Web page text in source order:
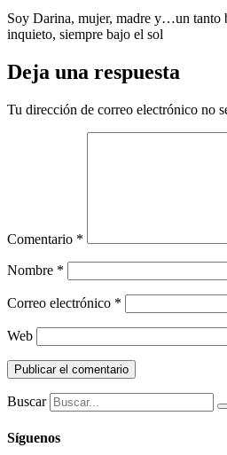
Soy Darina, mujer, madre y…un tanto
inquieto, siempre bajo el sol
Deja una respuesta
Tu dirección de correo electrónico no
Comentario *
Nombre *
Correo electrónico *
Web
Buscar
Síguenos